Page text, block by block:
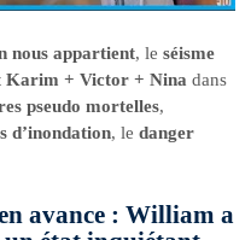
nous appartient, leséisme
Karim + Victor + Ninadans
pseudo mortelles,
d’inondation, ledanger
avance : William a